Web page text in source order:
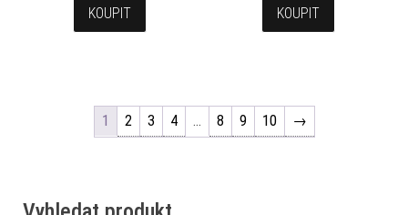
KOUPIT KOUPIT
1 2 3 4 … 8 9 10 →